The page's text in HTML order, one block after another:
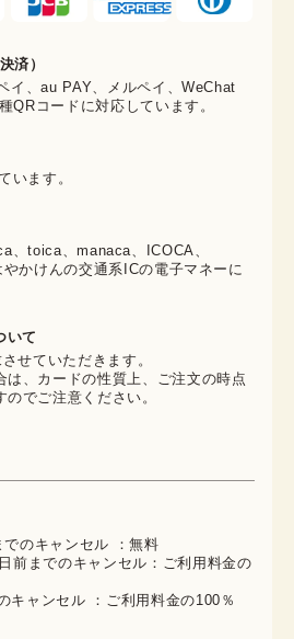
済）
イ、au PAY、メルペイ、WeChat
QRコードに対応しています。
います。
、toica、manaca、ICOCA、
かけんの交通系ICの電子マネーに
いて
せていただきます。
、カードの性質上、ご注文の時点
でご注意ください。
のキャンセル ：無料
前までのキャンセル：ご利用料金の
キャンセル ：ご利用料金の100％